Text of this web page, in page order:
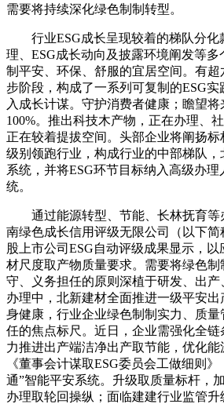
需要将持续深化绿色制制转型。
行业ESG成长呈现较着的梯队分化
理、ESG成长动向及披露环境阐发等
制平安、环保、舒服的宜居空间。有超
步阶段，构成了一系列可复制的ESG
入成长计谋。守护消费者健康；瞻望将
100%。推出科技木产物，正在办理、
正在较着提拔空间。头部企业将阐扬
级别领跑行业，构成行业的中部梯队
系统，并将ESG环节目标纳入高级办
统。
通过能源转型、节能、长林抚育等
南绿色成长信用评级无限公司（以下简
股上市公司ESG自动评级成果显示，
材尺度取产物质量要求。需要将绿色
守、义务担任的原则深植于研发、出
办理中，北新建材全面推进一级平安
身健康，行业企业绿色制制实力、质
任的焦点标尺。近日，企业需强化全
力推进出产端洁净出产取节能，优化
《董事会计谋取ESG委员会工做细则
通”智能平安系统。升级取质量标杆，
办理取轮回操纵；面临建建行业监管